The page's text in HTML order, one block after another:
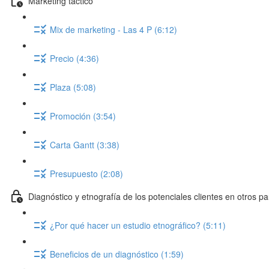
Mix de marketing - Las 4 P (6:12)
Precio (4:36)
Plaza (5:08)
Promoción (3:54)
Carta Gantt (3:38)
Presupuesto (2:08)
Diagnóstico y etnografía de los potenciales clientes en otros
¿Por qué hacer un estudio etnográfico? (5:11)
Beneficios de un diagnóstico (1:59)